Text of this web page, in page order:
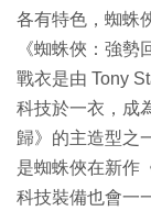
各有特色，蜘蛛
《蜘蛛俠：強
戰衣是由 Tony
科技於一衣，成
歸》的主造型之
是蜘蛛俠在新作
科技裝備也會一